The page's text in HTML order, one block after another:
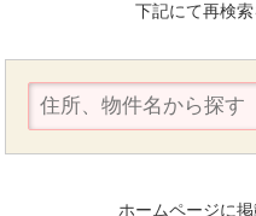
下記にて再検索
ホームページに